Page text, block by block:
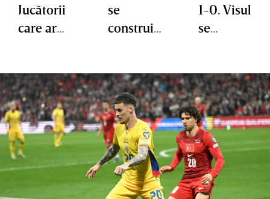
Jucătorii
care ar
fie
convocaţ
i la
echipa
naţională
se
construie
istorie, ci
şi prin
moment
ele
intense
din spor”.
Ministrul
1-0. Visul
se
luptă
eroică